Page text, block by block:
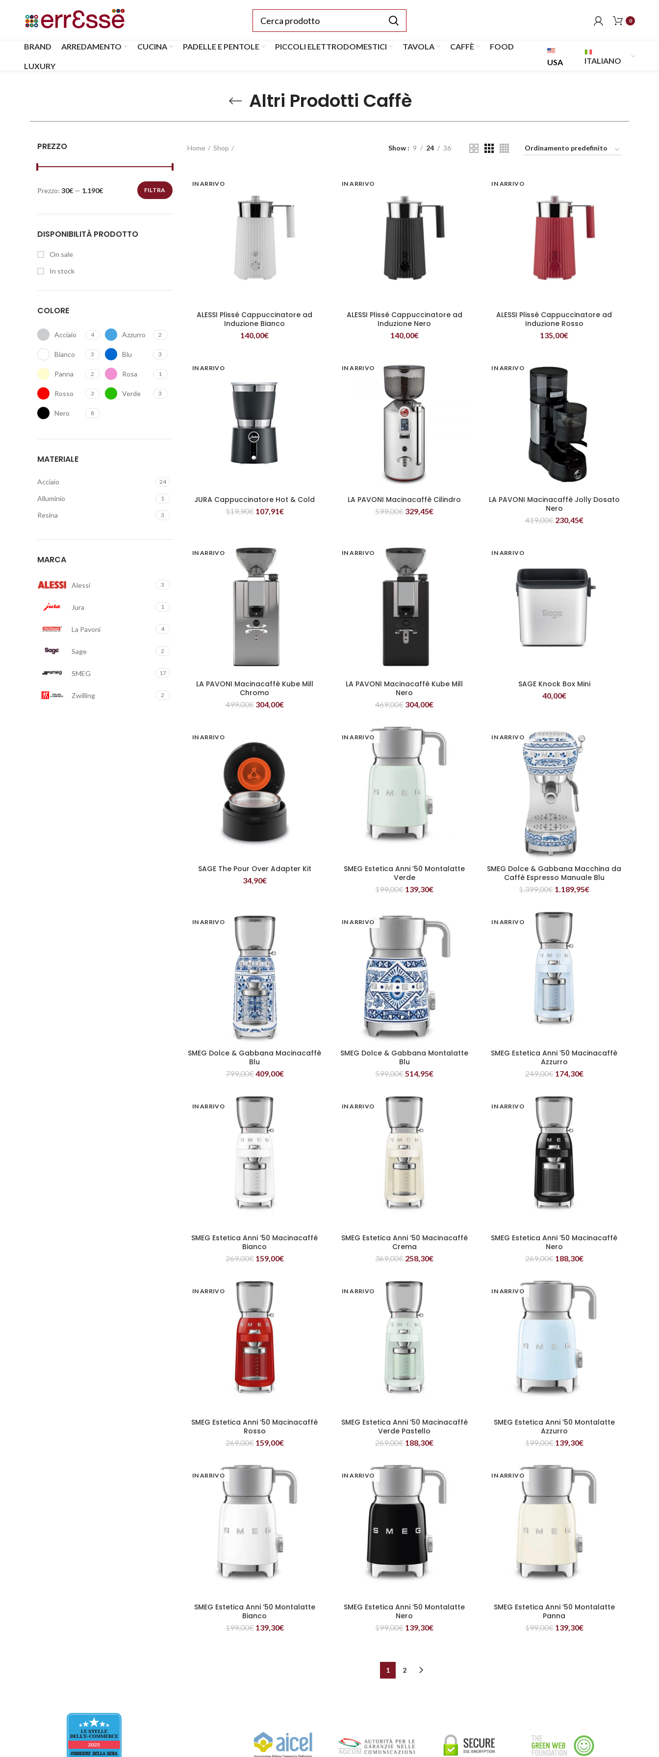
0
BRAND ARREDAMENTO CUCINA PADELLE E PENTOLE PICCOLI ELETTRODOMESTICI TAVOLA CAFFÈ FOOD
LUXURY USA ITALIANO
Altri Prodotti Caffè
PREZZO
FILTRA
Prezzo: 30€ — 1.190€
DISPONIBILITÀ PRODOTTO
On sale
In stock
COLORE
Acciaio 4 Azzurro 2
Bianco 3 Blu 3
Panna 2 Rosa 1
Rosso 3 Verde 3
Nero 8
MATERIALE
Acciaio 24
Alluminio 1
Resina 3
MARCA
Alessi 3
Jura 1
La Pavoni 4
Sage 2
SMEG 17
Zwilling 2
Home Shop Show 9 24 36
IN ARRIVO
LEGGI TUTTO
ALESSI Plissé Cappuccinatore ad
Induzione Bianco
140,00€
IN ARRIVO
LEGGI TUTTO
ALESSI Plissé Cappuccinatore ad
Induzione Nero
140,00€
IN ARRIVO
LEGGI TUTTO
ALESSI Plissé Cappuccinatore ad
Induzione Rosso
135,00€
IN ARRIVO
LEGGI TUTTO
JURA Cappuccinatore Hot & Cold
119,90€ 107,91€
IN ARRIVO
LEGGI TUTTO
LA PAVONI Macinacaffè Cilindro
599,00€ 329,45€
IN ARRIVO
LEGGI TUTTO
LA PAVONI Macinacaffè Jolly Dosato
Nero
419,00€ 230,45€
IN ARRIVO
LEGGI TUTTO
LA PAVONI Macinacaffè Kube Mill
Chromo
499,00€ 304,00€
IN ARRIVO
LEGGI TUTTO
LA PAVONI Macinacaffè Kube Mill
Nero
469,00€ 304,00€
IN ARRIVO
LEGGI TUTTO
SAGE Knock Box Mini
40,00€
IN ARRIVO
LEGGI TUTTO
SAGE The Pour Over Adapter Kit
34,90€
IN ARRIVO
LEGGI TUTTO
SMEG Estetica Anni ’50 Montalatte
Verde
199,00€ 139,30€
IN ARRIVO
LEGGI TUTTO
SMEG Dolce & Gabbana Macchina da
Caffè Espresso Manuale Blu
1.399,00€ 1.189,95€
IN ARRIVO
LEGGI TUTTO
SMEG Dolce & Gabbana Macinacaffè
Blu
799,00€409,00€
IN ARRIVO
LEGGI TUTTO
SMEG Dolce & Gabbana Montalatte
Blu
599,00€514,95€
IN ARRIVO
LEGGI TUTTO
SMEG Estetica Anni ’50 Macinacaffè
Azzurro
249,00€ 174,30€
IN ARRIVO
LEGGI TUTTO
SMEG Estetica Anni ’50 Macinacaffè
Bianco
269,00€ 159,00€
IN ARRIVO
LEGGI TUTTO
SMEG Estetica Anni ’50 Macinacaffè
Crema
369,00€ 258,30€
IN ARRIVO
LEGGI TUTTO
SMEG Estetica Anni ’50 Macinacaffè
Nero
269,00€ 188,30€
IN ARRIVO
LEGGI TUTTO
SMEG Estetica Anni ’50 Macinacaffè
Rosso
269,00€ 159,00€
IN ARRIVO
LEGGI TUTTO
SMEG Estetica Anni ’50 Macinacaffè
Verde Pastello
269,00€ 188,30€
IN ARRIVO
LEGGI TUTTO
SMEG Estetica Anni ’50 Montalatte
Azzurro
199,00€ 139,30€
IN ARRIVO
LEGGI TUTTO
SMEG Estetica Anni ’50 Montalatte
Bianco
199,00€ 139,30€
IN ARRIVO
LEGGI TUTTO
SMEG Estetica Anni ’50 Montalatte
Nero
199,00€ 139,30€
IN ARRIVO
LEGGI TUTTO
SMEG Estetica Anni ’50 Montalatte
Panna
199,00€ 139,30€
1 2